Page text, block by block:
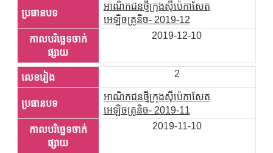
អាណិកជនថ្មីក្រុងស៊ីប៉េកាសែត
អេឡិចត្រូនិច- 2019-12
2019-12-10
2
អាណិកជនថ្មីក្រុងស៊ីប៉េកាសែត
អេឡិចត្រូនិច- 2019-11
2019-11-10